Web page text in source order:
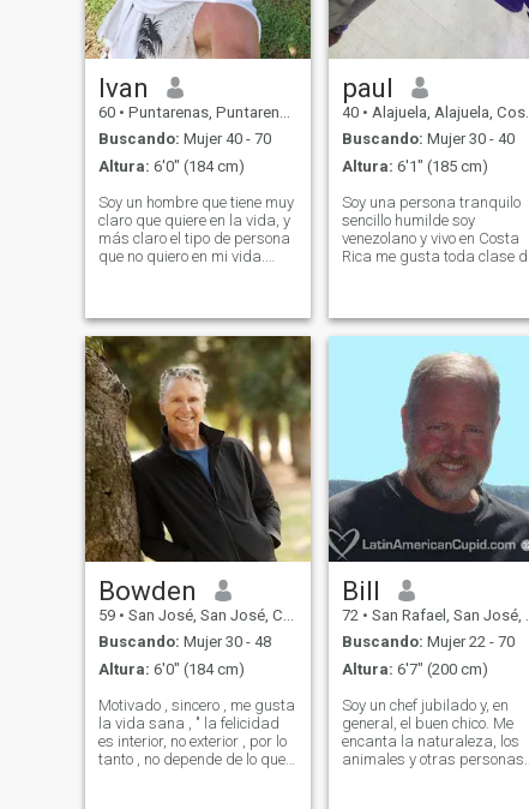
Ivan
60 • Puntarenas, Puntarenas, Costa Rica
Buscando: Mujer 40 - 70
Altura: 6'0" (184 cm)
Soy un hombre que tiene muy
claro que quiere en la vida, y
más claro el tipo de persona
que no quiero en mi vida.
compartir todo lo que Dios
me a dado y entregar todo el,
amor que llevo dentro. Amo a
mis dos hijos ya grandes.
Amo mis animales, amo la
vida al aire libre y los
deportes extremos. Espero
encontrar esa mujer idónea
que comparta mis gustos y
yo los de ella. Amo esta tierra
donde viví 3 años.
paul
40 • Alajuela, Alajuela, Costa Rica
Buscando: Mujer 30 - 40
Altura: 6'1" (185 cm)
Soy una persona tranquilo
sencillo humilde soy
venezolano y vivo en Costa
Rica me gusta toda clase de
una buena mujer que de
seriedad una mujer humilde
un lugar del mundo hay esa
mujer hermosa
Bowden
59 • San José, San José, Costa Rica
Buscando: Mujer 30 - 48
Altura: 6'0" (184 cm)
Motivado , sincero , me gusta
la vida sana , " la felicidad
es interior, no exterior , por lo
tanto , no depende de lo que
Bill
72 • San Rafael, San José, Costa Rica
Buscando: Mujer 22 - 70
Altura: 6'7" (200 cm)
Soy un chef jubilado y, en
general, el buen chico. Me
encanta la naturaleza, los
animales y otras personas